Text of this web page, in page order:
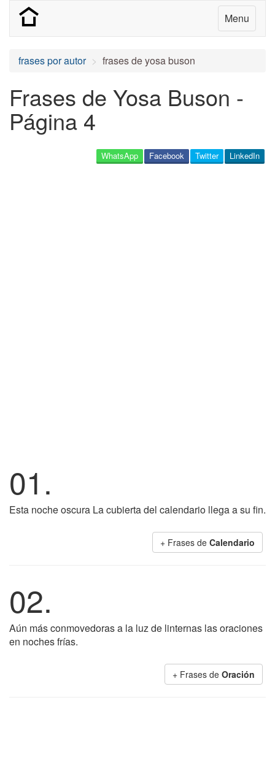
Menu
frases por autor frases de yosa buson
Frases de Yosa Buson -
Página 4
LinkedIn
Twitter
Facebook
WhatsApp
01.
Esta noche oscura La cubierta del calendario llega a su fin.
+ Frases de Calendario
02.
Aún más conmovedoras a la luz de linternas las oraciones
en noches frías.
+ Frases de Oración